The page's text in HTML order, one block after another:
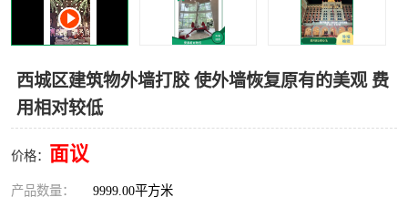
西城区建筑物外墙打胶 使外墙恢复原有的美观 费
用相对较低
价格： 面议
产品数量： 9999.00平方米